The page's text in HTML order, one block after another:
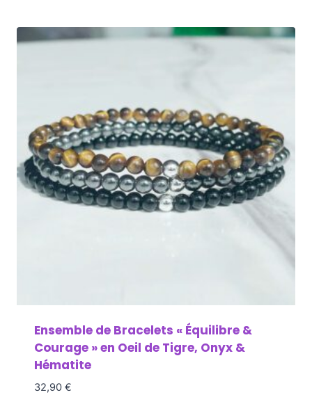
Ensemble de Bracelets « Équilibre &
Courage » en Oeil de Tigre, Onyx &
Hématite
32,90 €